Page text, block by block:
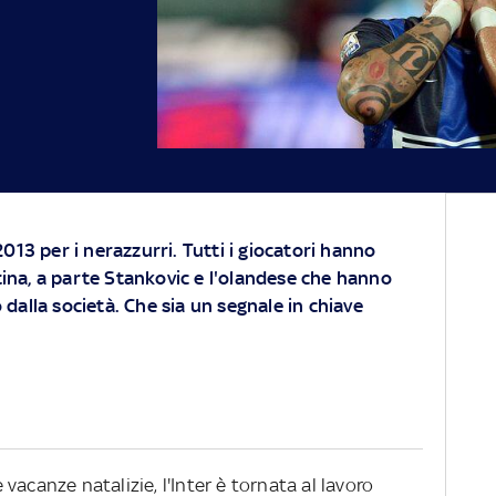
per i nerazzurri. Tutti i giocatori hanno
a parte Stankovic e l'olandese che hanno
società. Che sia un segnale in chiave
natalizie, l'Inter è tornata al lavoro